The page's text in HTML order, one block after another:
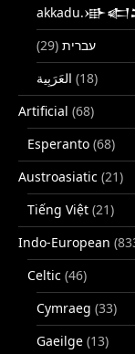
עברית (29)
(18)
Artificial (68)
Esperanto (68)
Austroasiatic (21)
Tiếng Việt (21)
Indo-European
Celtic (46)
Cymraeg (33)
Gaeilge (13)